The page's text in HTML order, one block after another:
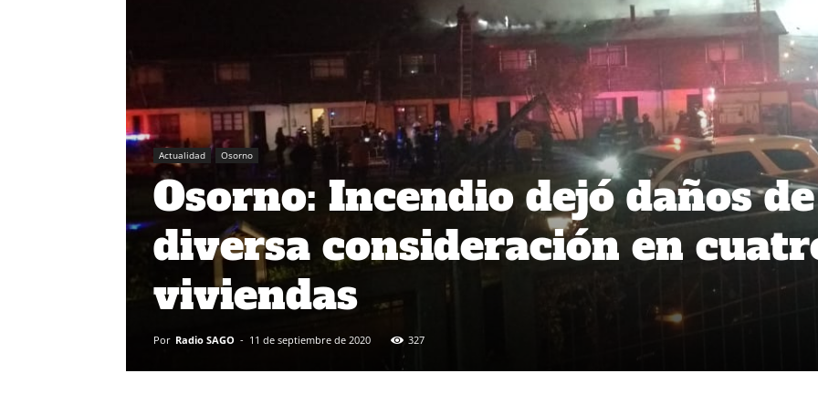
Actualidad Osorno
Osorno: Incendio dejó daños de
diversa consideración en
viviendas
Por Radio SAGO - 11 de septiembre de 2020 327